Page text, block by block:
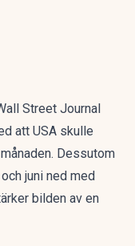
Street Journal
att USA skulle
Dessutom
juni ned med
bilden av en